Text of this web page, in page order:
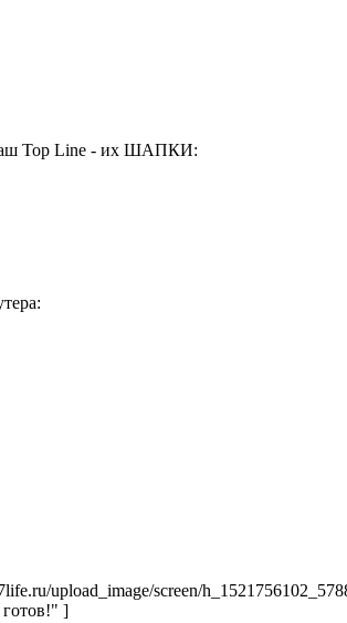
Top Line - их ШАПКИ:
upload_image/screen/
]